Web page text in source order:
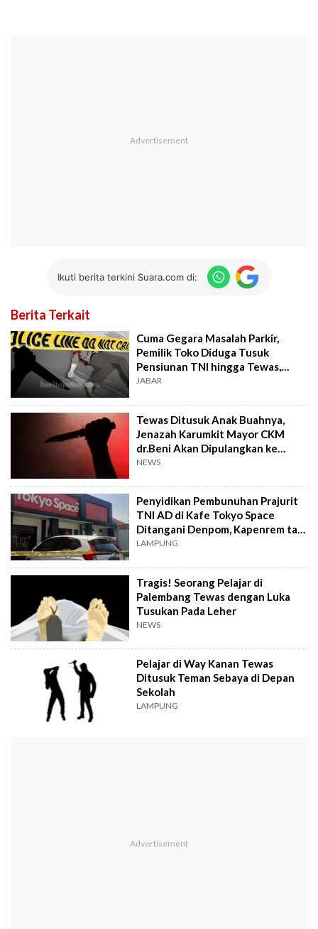
Ikuti berita terkini Suara.com di:
Berita Terkait
Cuma Gegara Masalah Parkir,
Pemilik Toko Diduga Tusuk
Pensiunan TNI hingga Tewas,
Ahmad Sahroni Singgung Soal Ini
JABAR
Tewas Ditusuk Anak Buahnya,
Jenazah Karumkit Mayor CKM
dr.Beni Akan Dipulangkan ke
Cimahi
NEWS
Penyidikan Pembunuhan Prajurit
TNI AD di Kafe Tokyo Space
Ditangani Denpom, Kapenrem tak
Mau Beri Penjelasan
LAMPUNG
Tragis! Seorang Pelajar di
Palembang Tewas dengan Luka
Tusukan Pada Leher
NEWS
Pelajar di Way Kanan Tewas
Ditusuk Teman Sebaya di Depan
Sekolah
LAMPUNG